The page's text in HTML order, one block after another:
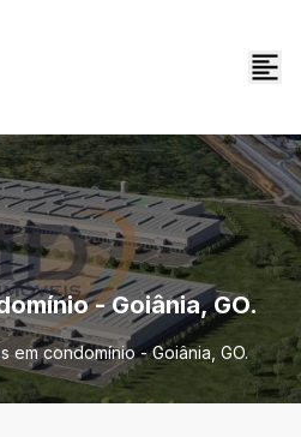
- Goiânia, GO.
em condomínio - Goiânia, GO.